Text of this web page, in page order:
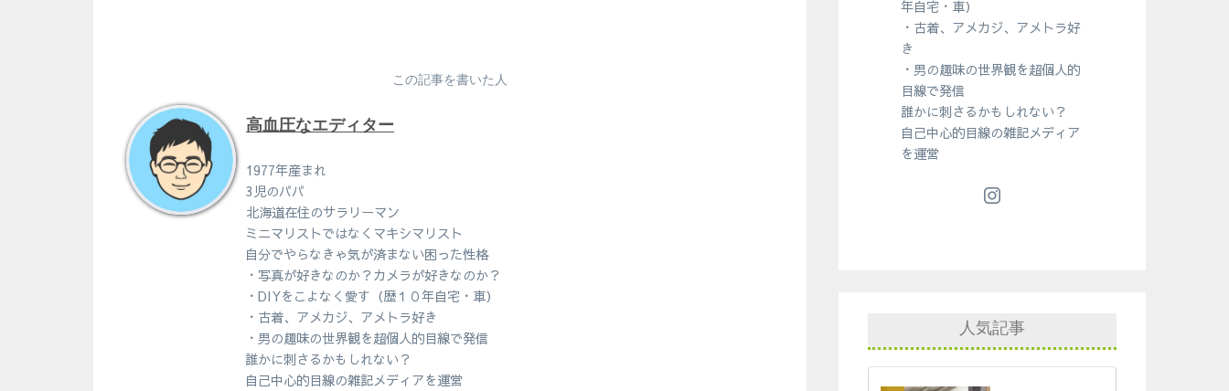
この記事を書いた人
高血圧なエディター
1977年産まれ
3児のパパ
北海道在住のサラリーマン
ミニマリストではなくマキシマリスト
自分でやらなきゃ気が済まない困った性格
・写真が好きなのか？カメラが好きなのか？
・DIYをこよなく愛す（歴１０年自宅・車）
・古着、アメカジ、アメトラ好き
・男の趣味の世界観を超個人的目線で発信
誰かに刺さるかもしれない？
自己中心的目線の雑記メディアを運営
年自宅・車）
・古着、アメカジ、アメトラ好
き
・男の趣味の世界観を超個人的
目線で発信
誰かに刺さるかもしれない？
自己中心的目線の雑記メディア
を運営
人気記事